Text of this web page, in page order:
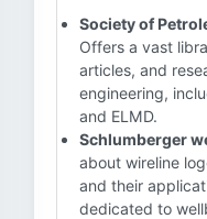
Society of
Offers a vast
articles, and
engineering,
and ELMD.
Schlumberger
about wireline
and their
dedicated to